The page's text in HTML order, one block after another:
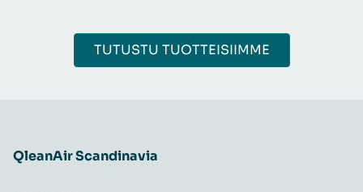
TUTUSTU TUOTTEISIIMME
QleanAir Scandinavia